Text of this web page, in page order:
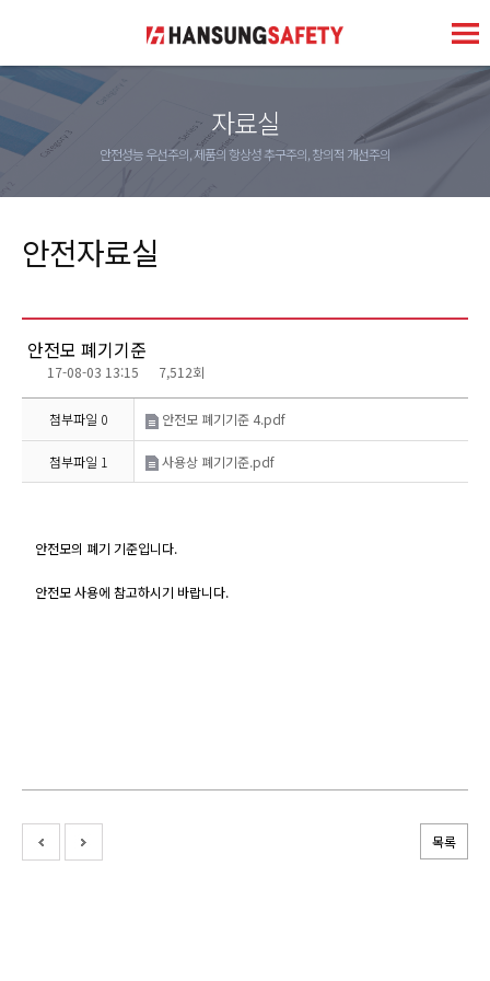
자료실
안전성능 우선주의, 제품의 항상성 추구주의, 창의적 개선주의
안전자료실
안전모 폐기기준
17-08-03 13:15 7,512회
첨부파일 0 안전모 폐기기준 4.pdf
첨부파일 1 사용상 폐기기준.pdf
안전모의 폐기 기준입니다.
안전모 사용에 참고하시기 바랍니다.
목록